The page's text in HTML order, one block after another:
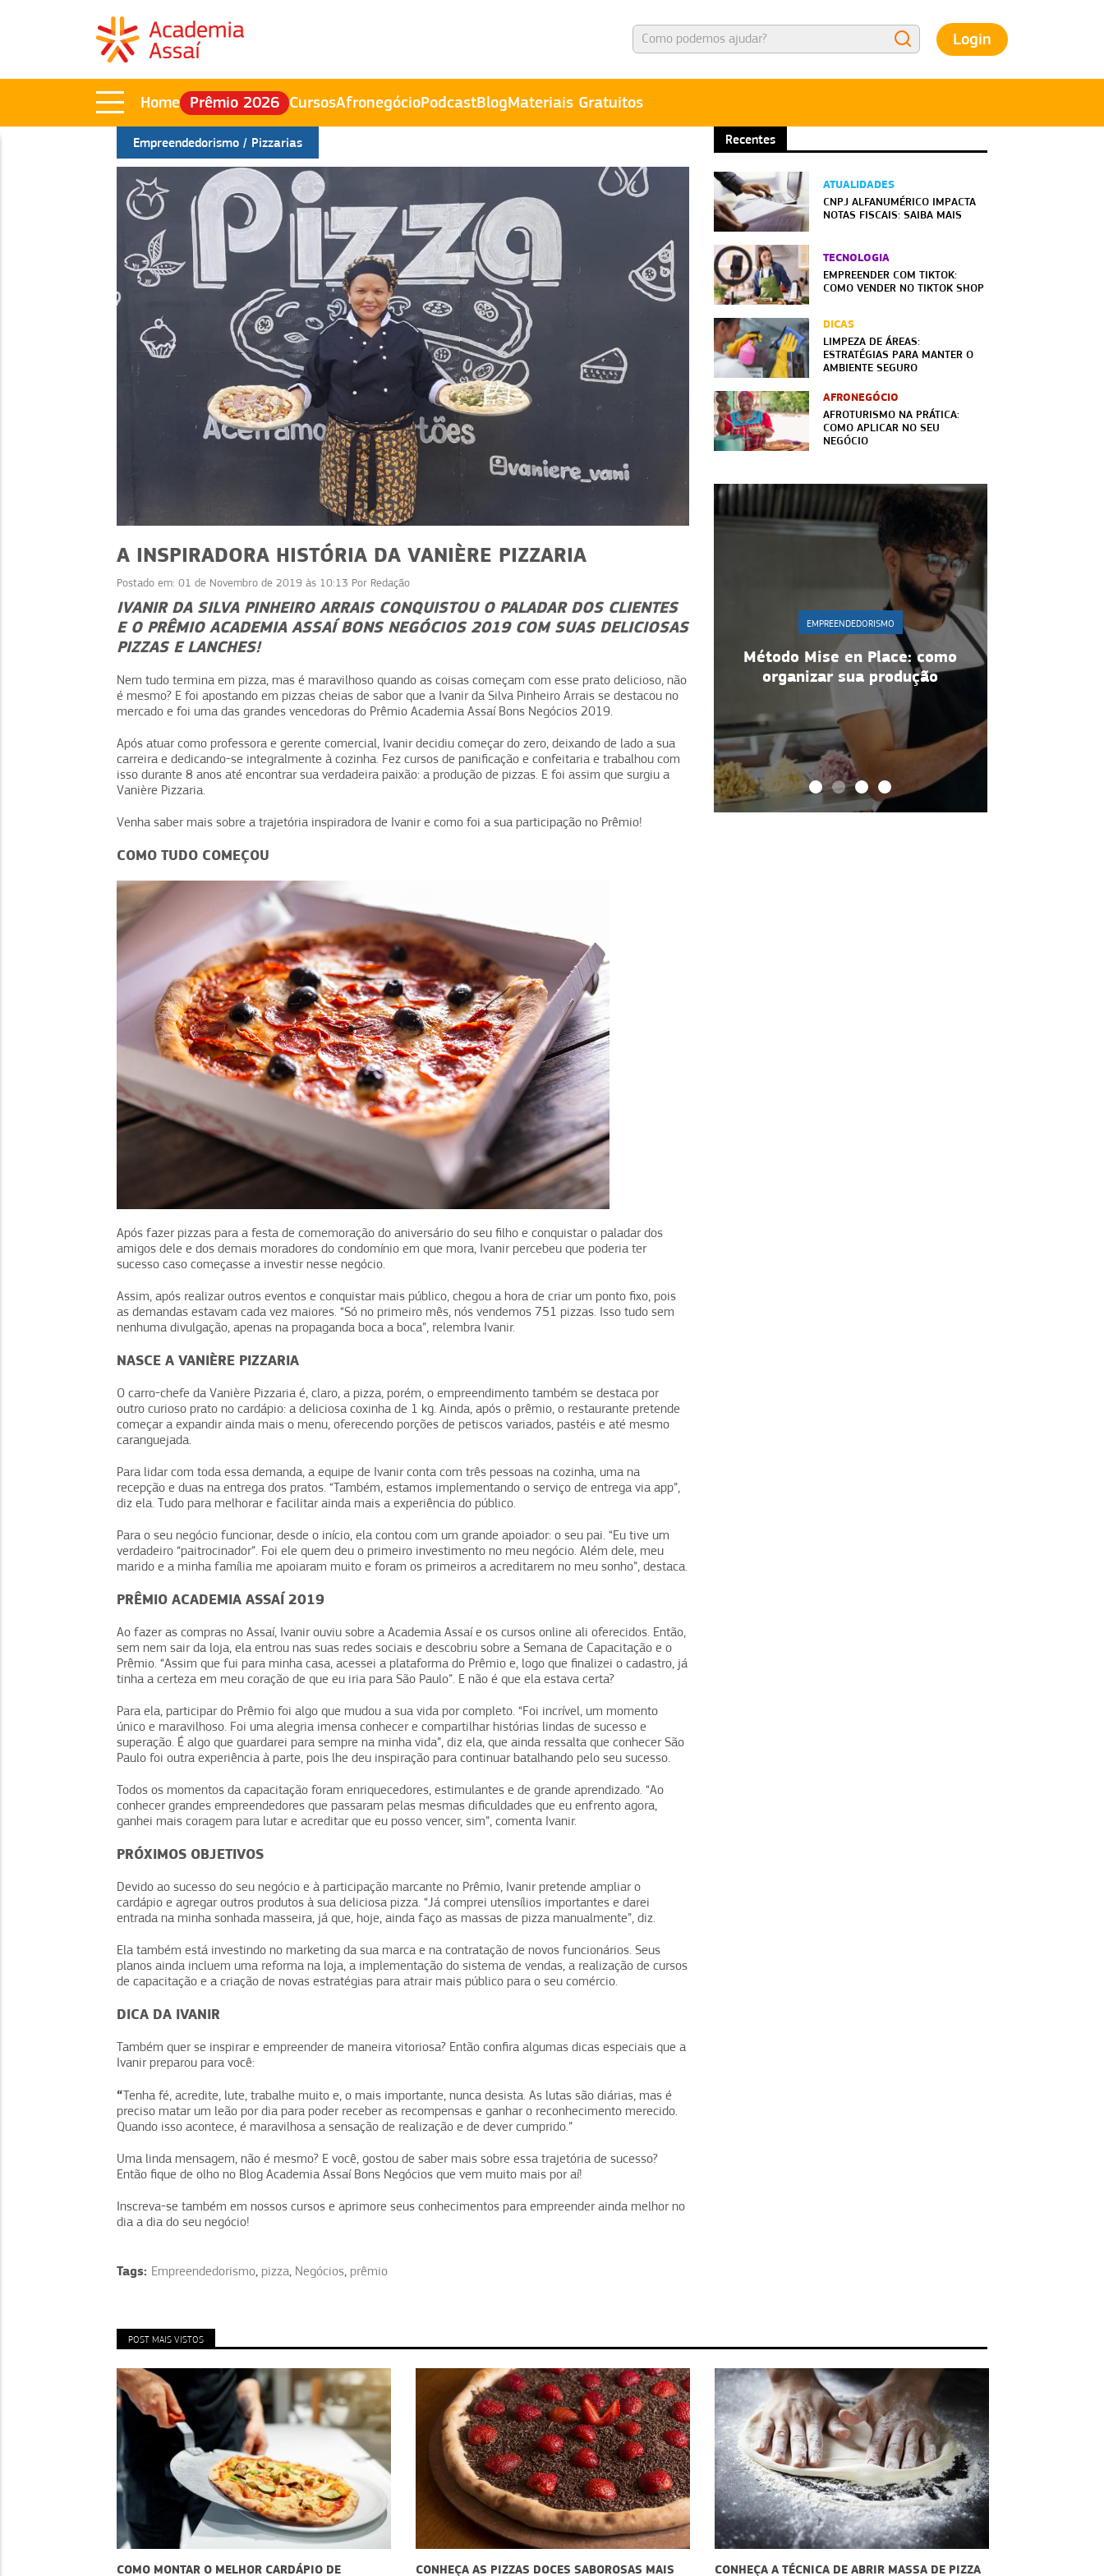
Login
Home Prêmio 2026 CursosAfronegócioPodcastBlogMateriais Gratuitos
Empreendedorismo Pizzarias
A INSPIRADORA HISTÓRIA DA VANIÈRE PIZZARIA
Postado em: 01 de Novembro de 2019 às 10:13 Por Redação
IVANIR DA SILVA PINHEIRO ARRAIS CONQUISTOU O PALADAR DOS CLIENTES
E O PRÊMIO ACADEMIA ASSAÍ BONS NEGÓCIOS 2019 COM SUAS DELICIOSAS
PIZZAS E LANCHES!
Nem tudo termina em pizza, mas é maravilhoso quando as coisas começam com esse prato delicioso, não
é mesmo? E foi apostando em pizzas cheias de sabor que a Ivanir da Silva Pinheiro Arrais se destacou no
mercado e foi uma das grandes vencedoras do Prêmio Academia Assaí Bons Negócios 2019.
Após atuar como professora e gerente comercial, Ivanir decidiu começar do zero, deixando de lado a sua
carreira e dedicando-se integralmente à cozinha. Fez cursos de panificação e confeitaria e trabalhou com
isso durante 8 anos até encontrar sua verdadeira paixão: a produção de pizzas. E foi assim que surgiu a
Vanière Pizzaria.
Venha saber mais sobre a trajetória inspiradora de Ivanir e como foi a sua participação no Prêmio!
COMO TUDO COMEÇOU
Após fazer pizzas para a festa de comemoração do aniversário do seu filho e conquistar o paladar dos
amigos dele e dos demais moradores do condomínio em que mora, Ivanir percebeu que poderia ter
sucesso caso começasse a investir nesse negócio.
Assim, após realizar outros eventos e conquistar mais público, chegou a hora de criar um ponto fixo, pois
as demandas estavam cada vez maiores. “Só no primeiro mês, nós vendemos 751 pizzas. Isso tudo sem
nenhuma divulgação, apenas na propaganda boca a boca”, relembra Ivanir.
NASCE A VANIÈRE PIZZARIA
O carro-chefe da Vanière Pizzaria é, claro, a pizza, porém, o empreendimento também se destaca por
outro curioso prato no cardápio: a deliciosa coxinha de 1 kg. Ainda, após o prêmio, o restaurante pretende
começar a expandir ainda mais o menu, oferecendo porções de petiscos variados, pastéis e até mesmo
caranguejada.
Para lidar com toda essa demanda, a equipe de Ivanir conta com três pessoas na cozinha, uma na
recepção e duas na entrega dos pratos. “Também, estamos implementando o serviço de entrega via app”,
diz ela. Tudo para melhorar e facilitar ainda mais a experiência do público.
Para o seu negócio funcionar, desde o início, ela contou com um grande apoiador: o seu pai. “Eu tive um
verdadeiro “paitrocinador”. Foi ele quem deu o primeiro investimento no meu negócio. Além dele, meu
marido e a minha família me apoiaram muito e foram os primeiros a acreditarem no meu sonho”, destaca.
PRÊMIO ACADEMIA ASSAÍ 2019
Ao fazer as compras no Assaí, Ivanir ouviu sobre a Academia Assaí e os cursos online ali oferecidos. Então,
sem nem sair da loja, ela entrou nas suas redes sociais e descobriu sobre a Semana de Capacitação e o
Prêmio. “Assim que fui para minha casa, acessei a plataforma do Prêmio e, logo que finalizei o cadastro, já
tinha a certeza em meu coração de que eu iria para São Paulo”. E não é que ela estava certa?
Para ela, participar do Prêmio foi algo que mudou a sua vida por completo. “Foi incrível, um momento
único e maravilhoso. Foi uma alegria imensa conhecer e compartilhar histórias lindas de sucesso e
superação. É algo que guardarei para sempre na minha vida”, diz ela, que ainda ressalta que conhecer São
Paulo foi outra experiência à parte, pois lhe deu inspiração para continuar batalhando pelo seu sucesso.
Todos os momentos da capacitação foram enriquecedores, estimulantes e de grande aprendizado. “Ao
conhecer grandes empreendedores que passaram pelas mesmas dificuldades que eu enfrento agora,
ganhei mais coragem para lutar e acreditar que eu posso vencer, sim”, comenta Ivanir.
PRÓXIMOS OBJETIVOS
Devido ao sucesso do seu negócio e à participação marcante no Prêmio, Ivanir pretende ampliar o
cardápio e agregar outros produtos à sua deliciosa pizza. “Já comprei utensílios importantes e darei
entrada na minha sonhada masseira, já que, hoje, ainda faço as massas de pizza manualmente”, diz.
Ela também está investindo no marketing da sua marca e na contratação de novos funcionários. Seus
planos ainda incluem uma reforma na loja, a implementação do sistema de vendas, a realização de cursos
de capacitação e a criação de novas estratégias para atrair mais público para o seu comércio.
DICA DA IVANIR
Também quer se inspirar e empreender de maneira vitoriosa? Então confira algumas dicas especiais que a
Ivanir preparou para você:
“Tenha fé, acredite, lute, trabalhe muito e, o mais importante, nunca desista. As lutas são diárias, mas é
preciso matar um leão por dia para poder receber as recompensas e ganhar o reconhecimento merecido.
Quando isso acontece, é maravilhosa a sensação de realização e de dever cumprido.”
Uma linda mensagem, não é mesmo? E você, gostou de saber mais sobre essa trajetória de sucesso?
Então fique de olho no Blog Academia Assaí Bons Negócios que vem muito mais por aí!
Inscreva-se também em nossos cursos e aprimore seus conhecimentos para empreender ainda melhor no
dia a dia do seu negócio!
Tags: Empreendedorismo, pizza, Negócios, prêmio
Recentes
ATUALIDADES
CNPJ ALFANUMÉRICO IMPACTA
NOTAS FISCAIS: SAIBA MAIS
TECNOLOGIA
EMPREENDER COM TIKTOK:
COMO VENDER NO TIKTOK SHOP
DICAS
LIMPEZA DE ÁREAS:
ESTRATÉGIAS PARA MANTER O
AMBIENTE SEGURO
AFRONEGÓCIO
AFROTURISMO NA PRÁTICA:
COMO APLICAR NO SEU
NEGÓCIO
EMPREENDEDORISMO
Rede de apoio: fortaleça seu
negócio com boas parcerias
EMPREENDEDORISMO
organizar sua equipe
EMPREENDEDORISMO
Método Mise en Place: como
organizar sua produção
Gestão de equipe:
estratégias para
POST MAIS VISTOS
COMO MONTAR O MELHOR CARDÁPIO DE
CONHEÇA AS PIZZAS DOCES SABOROSAS MAIS
CONHEÇA A TÉCNICA DE ABRIR MASSA DE PIZZA
AGORA SUA RECEITA